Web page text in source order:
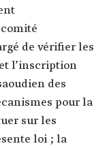
de vérifier les
l’inscription
des
pour la
sur les
loi ; la